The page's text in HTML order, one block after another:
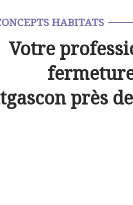
HABITATS
Votre
près